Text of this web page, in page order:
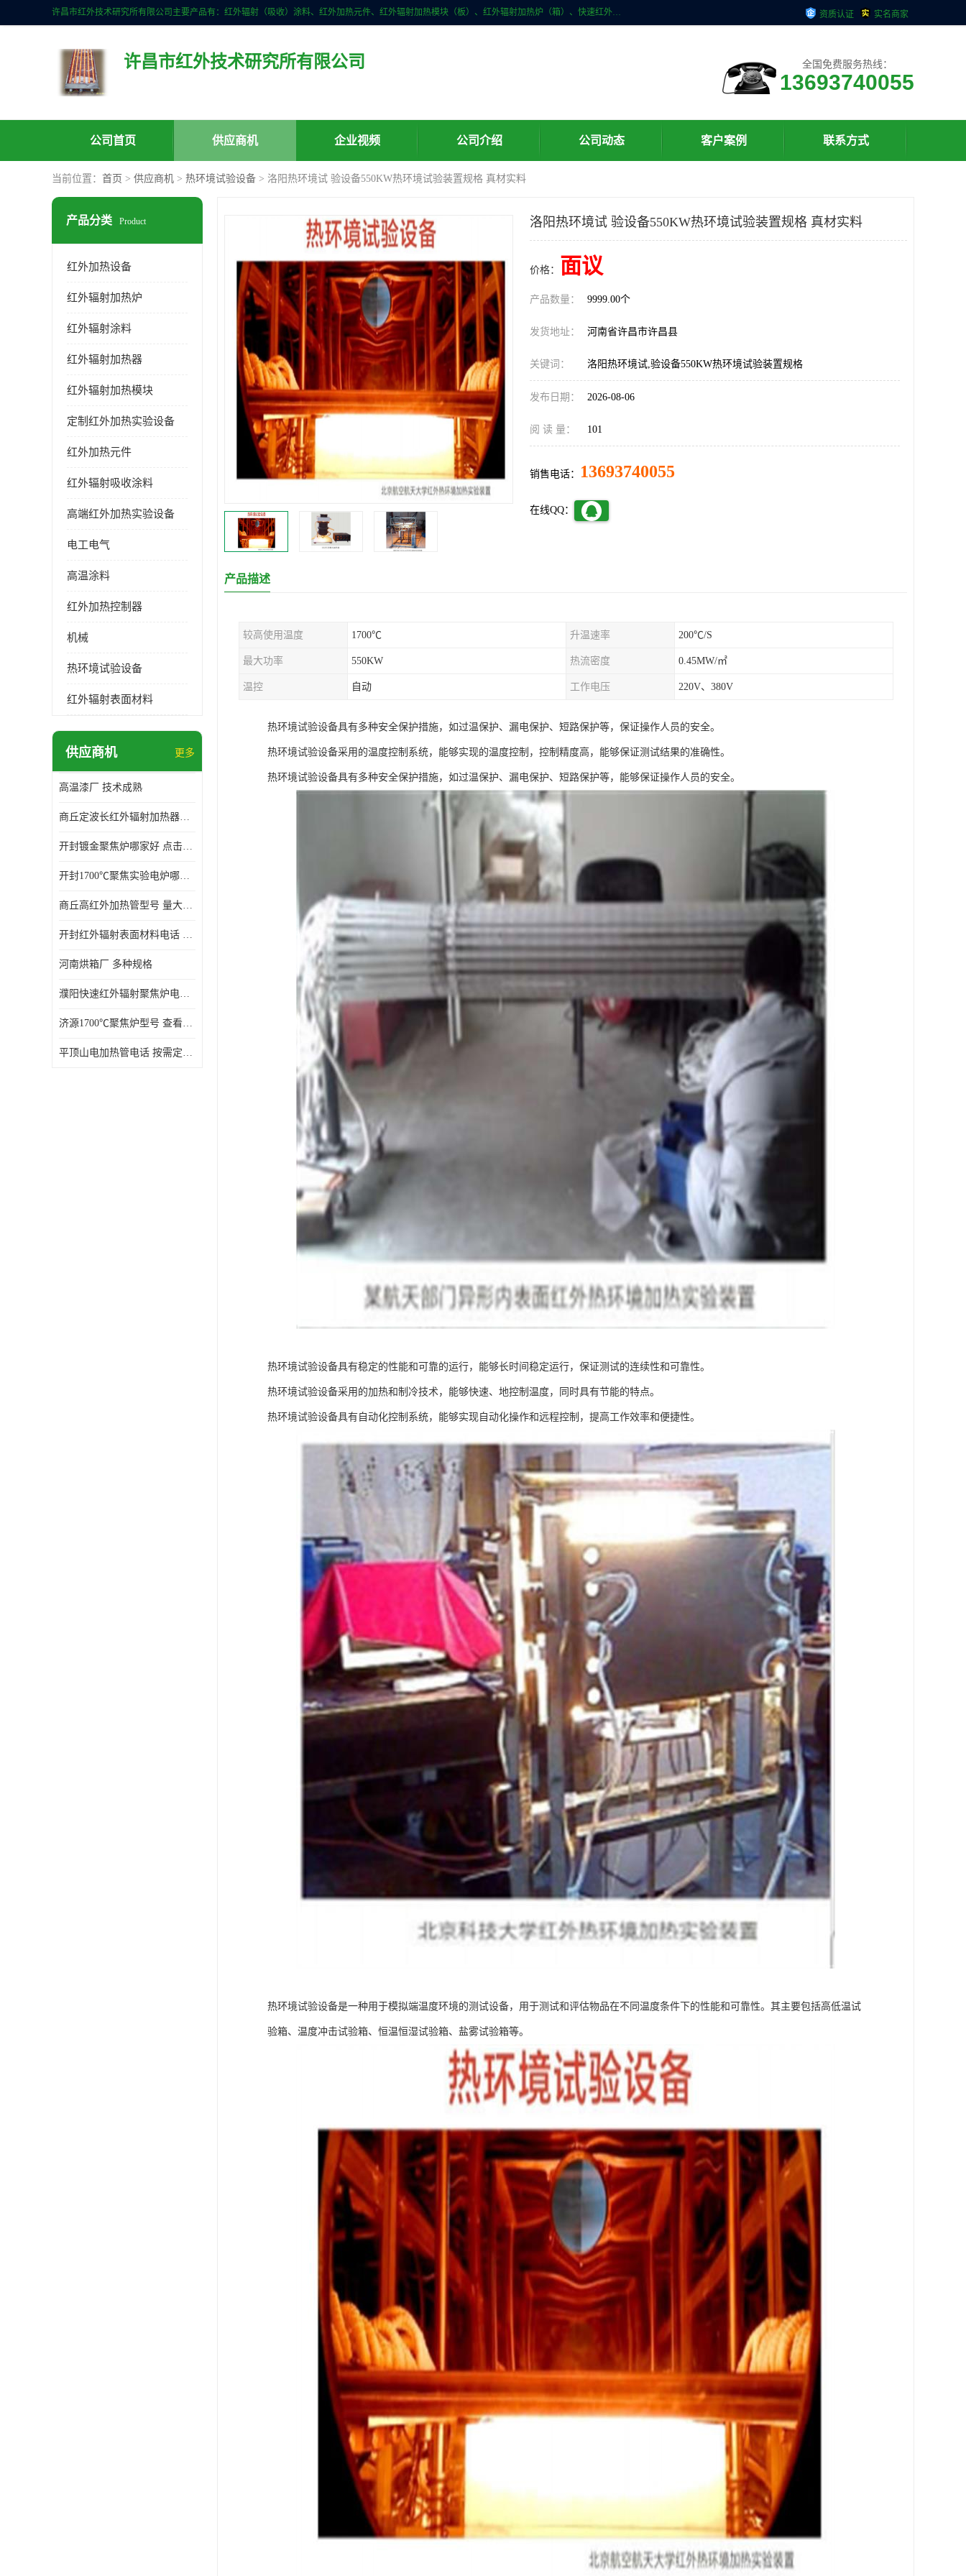
许昌市红外技术研究所有限公司主要产品有：红外辐射（吸收）涂料、红外加热元件、红外辐射加热模块（板）、红外辐射加热炉（箱）、快速红外辐射加热器、系列高端红外加热实验设备、系列红外加热控制器等。 资质认证 实名商家
许昌市红外技术研究所有限公司 全国免费服务热线：
13693740055
公司首页 供应商机 企业视频 公司介绍 公司动态 客户案例 联系方式
当前位置： 首页 > 供应商机 > 热环境试验设备 > 洛阳热环境试 验设备550KW热环境试验装置规格 真材实料
产品分类 Product
红外加热设备
红外辐射加热炉
红外辐射涂料
红外辐射加热器
红外辐射加热模块
定制红外加热实验设备
红外加热元件
红外辐射吸收涂料
高端红外加热实验设备
电工电气
高温涂料
红外加热控制器
机械
热环境试验设备
红外辐射表面材料
供应商机 更多
高温漆厂 技术成熟
商丘定波长红外辐射加热器厂家 安装简单
开封镀金聚焦炉哪家好 点击了解 标志明显
开封1700℃聚焦实验电炉哪家好 维护 实用性强
商丘高红外加热管型号 量大价优
开封红外辐射表面材料电话 操作方便 操作灵活
河南烘箱厂 多种规格
濮阳快速红外辐射聚焦炉电话 性能稳定
济源1700℃聚焦炉型号 查看详情
平顶山电加热管电话 按需定制 大量现货
洛阳热环境试 验设备550KW热环境试验装置规格 真材实料
价格： 面议
产品数量： 9999.00个
发货地址： 河南省许昌市许昌县
关键词： 洛阳热环境试,验设备550KW热环境试验装置规格
发布日期： 2026-08-06
阅 读 量： 101
销售电话： 13693740055
在线QQ：
产品描述
较高使用温度 1700℃ 升温速率 200℃/S
最大功率 550KW 热流密度 0.45MW/㎡
温控 自动 工作电压 220V、380V
热环境试验设备具有多种安全保护措施，如过温保护、漏电保护、短路保护等，保证操作人员的安全。
热环境试验设备采用的温度控制系统，能够实现的温度控制，控制精度高，能够保证测试结果的准确性。
热环境试验设备具有多种安全保护措施，如过温保护、漏电保护、短路保护等，能够保证操作人员的安全。
热环境试验设备具有稳定的性能和可靠的运行，能够长时间稳定运行，保证测试的连续性和可靠性。
热环境试验设备采用的加热和制冷技术，能够快速、地控制温度，同时具有节能的特点。
热环境试验设备具有自动化控制系统，能够实现自动化操作和远程控制，提高工作效率和便捷性。
热环境试验设备是一种用于模拟端温度环境的测试设备，用于测试和评估物品在不同温度条件下的性能和可靠性。其主要包括高低温试
验箱、温度冲击试验箱、恒温恒湿试验箱、盐雾试验箱等。